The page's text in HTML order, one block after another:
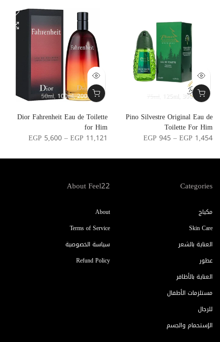
50ml 100ml 200ml
Dior Fahrenheit Eau de Toilette
for Him
EGP 5,600 – EGP 11,121
75ml 125ml 300ml
Pino Silvestre Original Eau de
Toilette For Him
EGP 945 – EGP 1,454
Categories
مكياج
Skin Care
العناية بالشعر
عطور
العناية بالأظافر
مستلزمات الأطفال
للرجال
الإستحمام والجسم
About Feel22
About
Terms of Service
سياسة الخصوصية
Refund Policy